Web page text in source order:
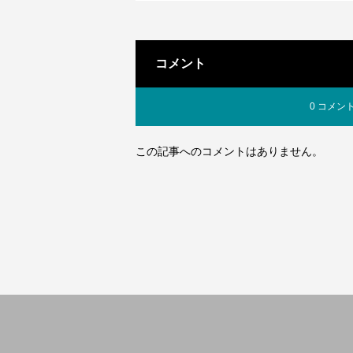
コメント
0 コメント
この記事へのコメントはありません。